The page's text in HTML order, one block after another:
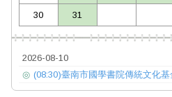
30 31
2026-08-10
◎ (08:30)臺南市國學書院傳統文化基